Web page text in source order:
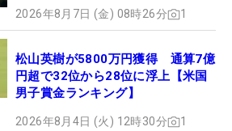
2026年8月7日 (金) 08時26分 1
松山英樹が5800万円獲得 通算7億
円超で32位から28位に浮上【米国
男子賞金ランキング】
2026年8月4日 (火) 12時30分 1